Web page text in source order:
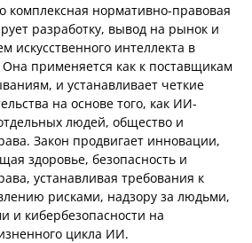
комплексная нормативно-правовая
разработку, вывод на рынок и
искусственного интеллекта в
применяется как к поставщикам
и устанавливает четкие
на основе того, как ИИ-
людей, общество и
Закон продвигает инновации,
здоровье, безопасность и
устанавливая требования к
рисками, надзору за людьми,
и кибербезопасности на
цикла ИИ.